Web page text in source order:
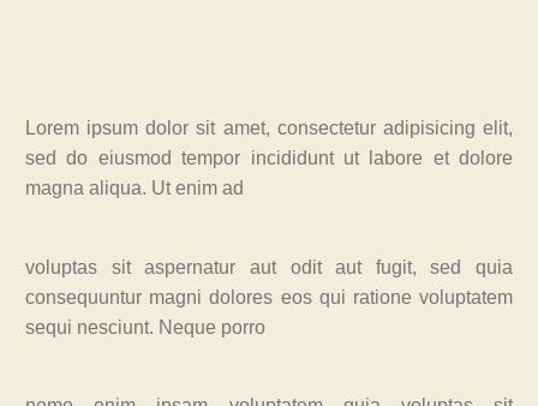
Lorem ipsum dolor sit amet, consectetur adipisicing elit,
sed do eiusmod tempor incididunt ut labore et dolore
magna aliqua. Ut enim ad
voluptas sit aspernatur aut odit aut fugit, sed quia
consequuntur magni dolores eos qui ratione voluptatem
sequi nesciunt. Neque porro